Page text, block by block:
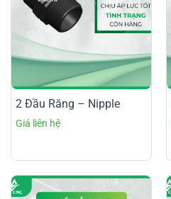
2 Đầu Răng – Nipple